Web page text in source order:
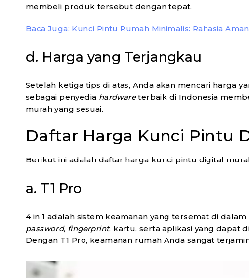
membeli produk tersebut dengan tepat.
Baca Juga: Kunci Pintu Rumah Minimalis: Rahasia
d. Harga yang Terjangkau
Setelah ketiga tips di atas, Anda akan mencari harga
sebagai penyedia hardwareterbaik di Indonesia
murah yang sesuai.
Daftar Harga Kunci Pintu
Berikut ini adalah daftar harga kunci pintu digital
a. T1 Pro
4 in 1 adalah sistem keamanan yang tersemat di
password, fingerprint, kartu, serta aplikasi yang dapat
Dengan T1 Pro, keamanan rumah Anda sangat